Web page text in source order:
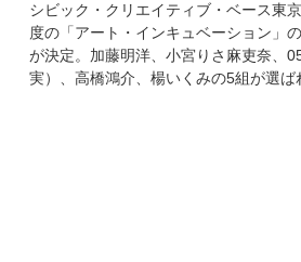
シビック・クリエイティブ・ベース東
度の「アート・インキュベーション」
が決定。加藤明洋、小宮りさ麻吏奈、
実）、高橋鴻介、楊いくみの5組が選ば